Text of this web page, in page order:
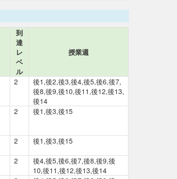
到
達
レ
ベ
ル
授業週
2
後1,後2,後3,後4,後5,後6,後7,
後8,後9,後10,後11,後12,後13,
後14
2 後1,後3,後15
2 後1,後3,後15
2
後4,後5,後6,後7,後8,後9,後
10,後11,後12,後13,後14